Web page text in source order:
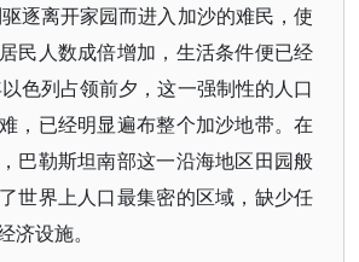
逐离开家园而进入加沙的难民，使
民人数成倍增加，生活条件便已经
色列占领前夕，这一强制性的人口
，已经明显遍布整个加沙地带。在
巴勒斯坦南部这一沿海地区田园般
世界上人口最集密的区域，缺少任
济设施。